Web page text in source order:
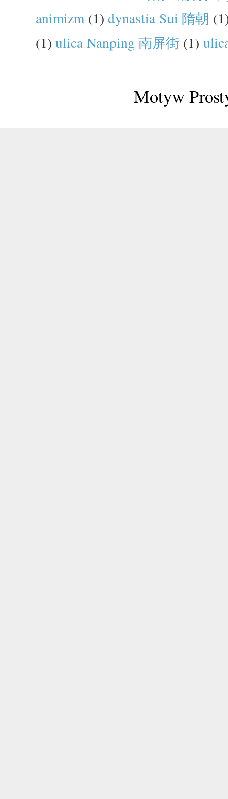
animizm (1) dynastia Sui 隋朝
(1) ulica Nanping 南屏街 (1)
Motyw